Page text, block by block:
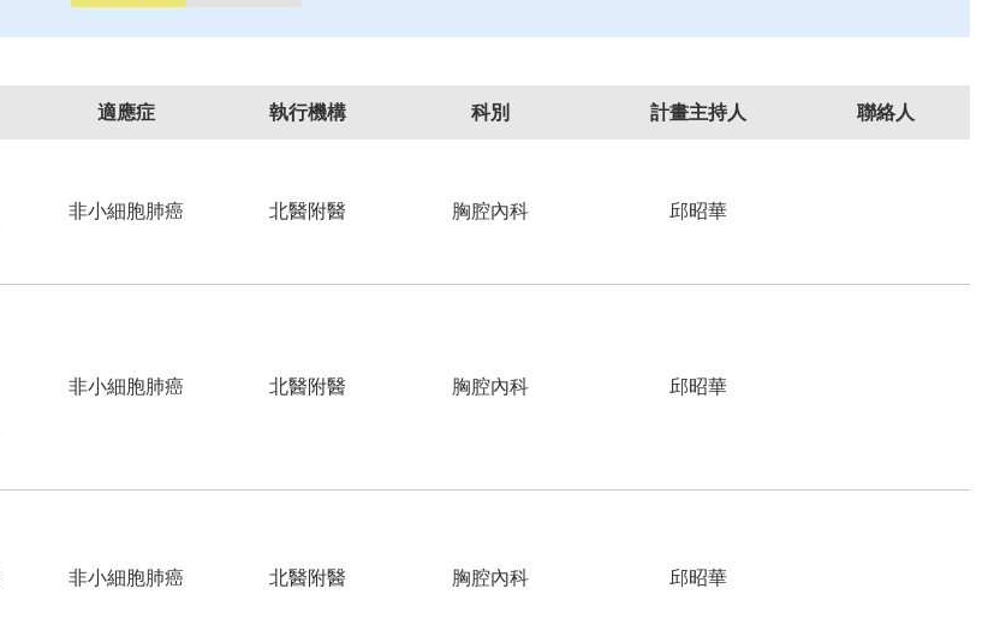
適應症 執行機構 科別 計畫主持人 聯絡人
非小細胞肺癌 北醫附醫 胸腔內科 邱昭華
非小細胞肺癌 北醫附醫 胸腔內科 邱昭華
非小細胞肺癌 北醫附醫 胸腔內科 邱昭華